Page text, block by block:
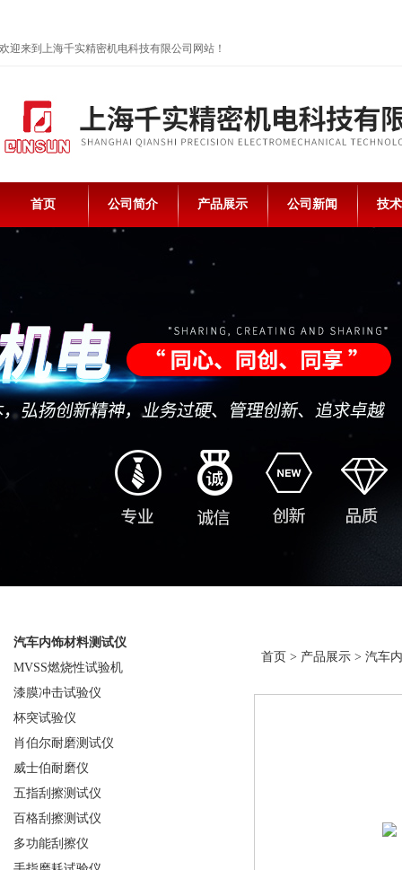
欢迎来到上海千实精密机电科技有限公司网站！
首页 公司简介 产品展示 公司新闻 技
首页 > 产品展示> 汽车
汽车内饰材料测试仪
MVSS燃烧性试验机
漆膜冲击试验仪
杯突试验仪
肖伯尔耐磨测试仪
威士伯耐磨仪
五指刮擦测试仪
百格刮擦测试仪
多功能刮擦仪